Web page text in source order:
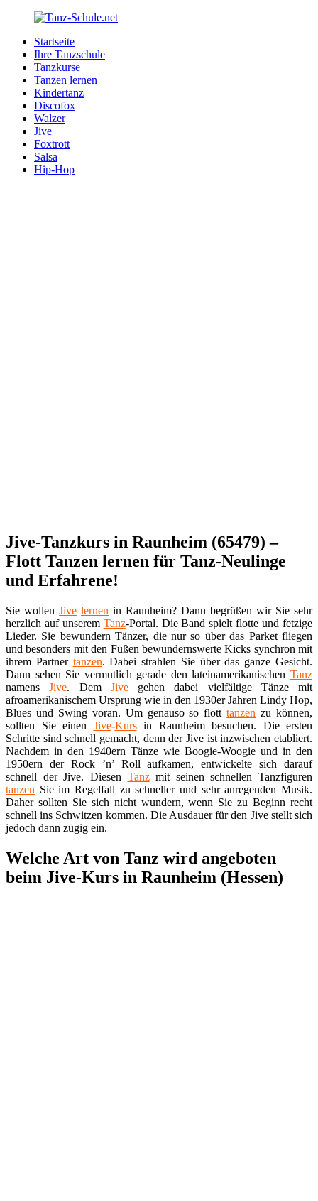
Zurück
Inhalt
Tanz-
Schule.net
Ihre
Tanzschule
Internet
Startseite
Ihre Tanzschule
Tanzkurse
Tanzen lernen
Kindertanz
Discofox
Walzer
Jive
Foxtrott
Salsa
Hip-Hop
Jive-Tanzkurs in Raunheim (65479) –
Flott Tanzen lernen für Tanz-Neulinge
und Erfahrene!
Sie wollen Jive lernen in Raunheim? Dann begrüßen wir Sie sehr
herzlich auf unserem Tanz-Portal. Die Band spielt flotte und fetzige
Lieder. Sie bewundern Tänzer, die nur so über das Parket fliegen
und besonders mit den Füßen bewundernswerte Kicks synchron mit
ihrem Partner tanzen. Dabei strahlen Sie über das ganze Gesicht.
Dann sehen Sie vermutlich gerade den lateinamerikanischen Tanz
namensJive. Dem Jivegehen dabei vielfältige Tänze mit
afroamerikanischem Ursprung wie in den 1930er Jahren Lindy Hop,
Blues und Swing voran. Um genauso so flotttanzen zu können,
sollten Sie einen Jive-Kursin Raunheim besuchen. Die ersten
Schritte sind schnell gemacht, denn der Jive ist inzwischen etabliert.
Nachdem in den 1940ern Tänze wie Boogie-Woogie und in den
1950ern der Rock ’n’ Roll aufkamen, entwickelte sich darauf
schnell der Jive. Diesen Tanzmit seinen schnellen Tanzfiguren
tanzen Sie im Regelfall zu schneller und sehr anregenden Musik.
Daher sollten Sie sich nicht wundern, wenn Sie zu Beginn recht
schnell ins Schwitzen kommen. Die Ausdauer für den Jive stellt sich
jedoch dann zügig ein.
Welche Art von Tanz wird angeboten
beim Jive-Kurs in Raunheim (Hessen)